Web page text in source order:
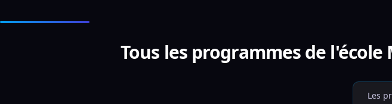
Tous les programmes de l'école
Les